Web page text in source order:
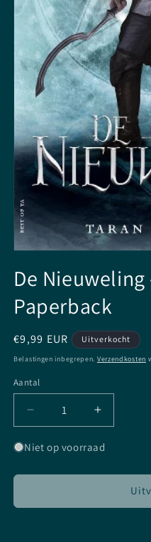
openen
in
modaal
De
Paperback
Normale
prijs
€9,99 EUR Uitverkocht
Belastingen inbegrepen. Verzendkosten
Aantal
Aantal
Aantal
verlagen
voor
Nieuweling
Taran
Aantal
verhogen
voor
Taran
Niet op voorraad